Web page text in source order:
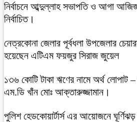
নির্বাচনে আব্দুল্লাহ সভাপতি ও আগা
নির্বাচিত।
নেত্রকোনা জেলার পূর্বধলা উপজেলার
হয়েছেন এটিএম ফয়জুর সিরাজ জুয়েল
১৩৬ কোটি টাকা ঋণের নামে অর্থ
এম.ডি খাঁন মোঃ আক্তারুজ্জামান।
পুলিশ হেডকোয়ার্টার্স এর আয়োজনে ঘূর্ণিঝড়